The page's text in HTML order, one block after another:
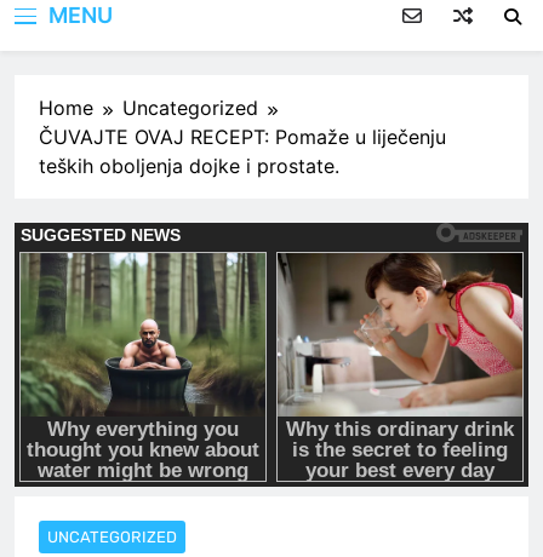
MENU
Home
Uncategorized
ČUVAJTE OVAJ RECEPT: Pomaže u liječenju
teških oboljenja dojke i prostate.
UNCATEGORIZED